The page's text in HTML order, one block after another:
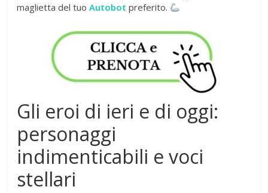
maglietta del tuoAutobot preferito.
Gli eroi di ieri e di oggi:
personaggi
indimenticabili e voci
stellari